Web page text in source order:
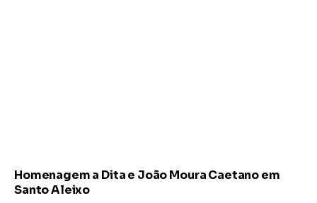
Homenagem a Dita e João Moura Caetano em
Santo Aleixo